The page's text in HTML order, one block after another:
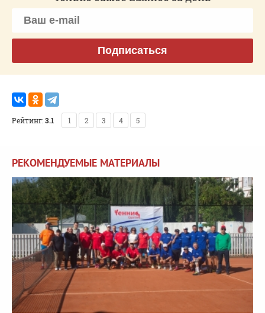
Подписаться
Рейтинг:3.1 1 2 3 4 5
РЕКОМЕНДУЕМЫЕ МАТЕРИАЛЫ